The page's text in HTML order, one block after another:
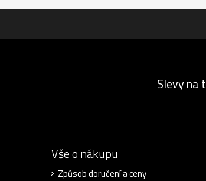
Slevy na
Vše o nákupu
Způsob doručení a ceny